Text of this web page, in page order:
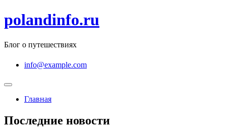
Перейти
к
polandinfo.ru
Блог о путешествиях
info@example.com
Главная
Последние новости